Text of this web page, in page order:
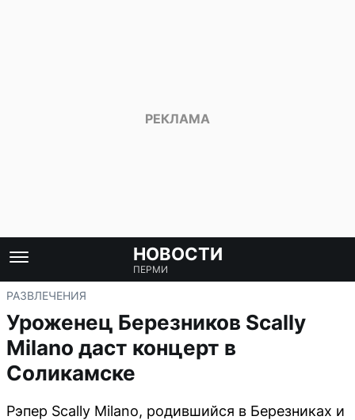
НОВОСТИ
ПЕРМИ
РАЗВЛЕЧЕНИЯ
Уроженец Березников Scally
Milano даст концерт в
Соликамске
Рэпер Scally Milano, родившийся в Березниках и